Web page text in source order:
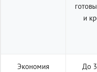
и
Экономия
До